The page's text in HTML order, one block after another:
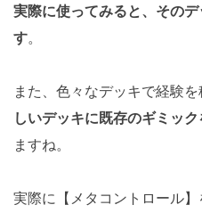
実際に使ってみると、その
す。
また、色々なデッキで経験を
しいデッキに既存のギミッ
ますね。
実際に【メタコントロール】